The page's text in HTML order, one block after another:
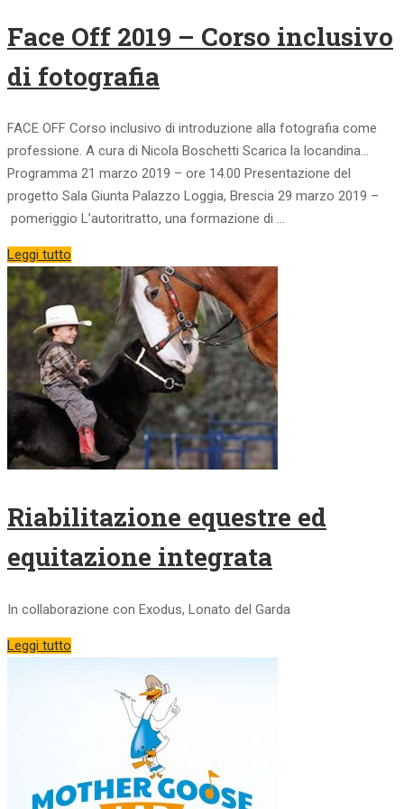
Face Off 2019 – Corso inclusivo
di fotografia
FACE OFF Corso inclusivo di introduzione alla fotografia come
professione. A cura di Nicola Boschetti Scarica la locandina…
Programma 21 marzo 2019 – ore 14.00 Presentazione del
progetto Sala Giunta Palazzo Loggia, Brescia 29 marzo 2019 –
pomeriggio L’autoritratto, una formazione di …
Leggi tutto
Riabilitazione equestre ed
equitazione integrata
In collaborazione con Exodus, Lonato del Garda
Leggi tutto